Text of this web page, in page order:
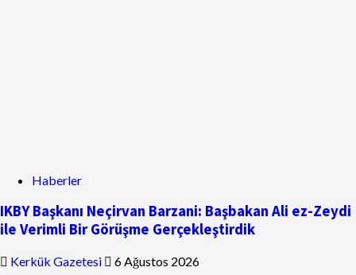
Haberler
IKBY Başkanı Neçirvan Barzani: Başbakan Ali ez-Zeydi
ile Verimli Bir Görüşme Gerçekleştirdik
Kerkük Gazetesi 6 Ağustos 2026